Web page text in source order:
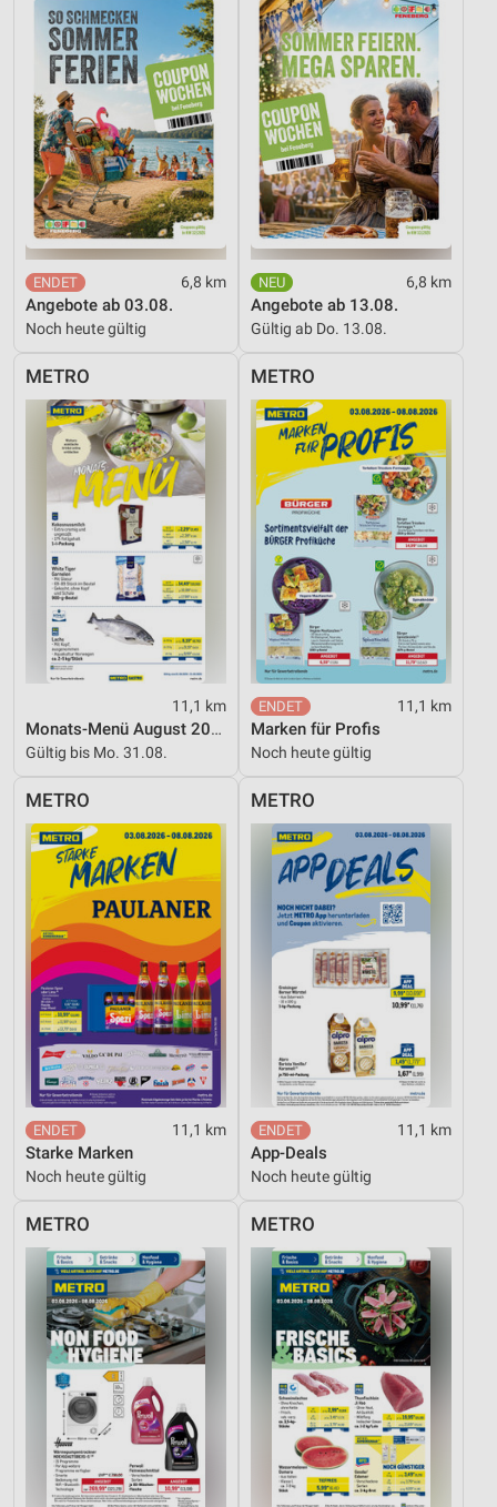
6,8 km
Angebote ab 03.08.
Noch heute gültig
6,8 km
Angebote ab 13.08.
Gültig ab Do. 13.08.
METRO
11,1 km
Monats-Menü August 2026
Gültig bis Mo. 31.08.
METRO
11,1 km
Marken für Profis
Noch heute gültig
METRO
11,1 km
Starke Marken
Noch heute gültig
METRO
11,1 km
App-Deals
Noch heute gültig
METRO METRO
Nicht-IAB-Verarbeitungszwecke:
Notwendig
Performance
Funktional
Werbung